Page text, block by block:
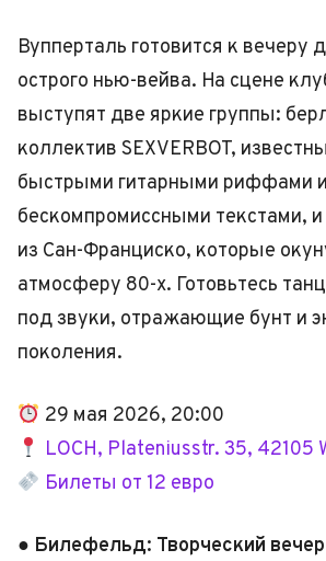
Вупперталь готовится к вечеру
острого нью-вейва. На сцене
выступят две яркие группы:
коллектив SEXVERBOT,
быстрыми гитарными риффами и
бескомпромиссными текстами, и
из Сан-Франциско, которые
атмосферу 80-х. Готовьтесь
под звуки, отражающие бунт и
поколения.
29 мая 2026, 20:00
LOCH, Plateniusstr. 35, 42105
Билеты от 12 евро
● Билефельд: Творческий